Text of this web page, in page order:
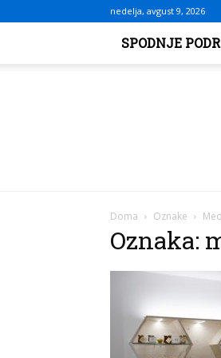
nedelja, avgust 9, 2026
SPODNJE
Doma Oznake
Oznaka: